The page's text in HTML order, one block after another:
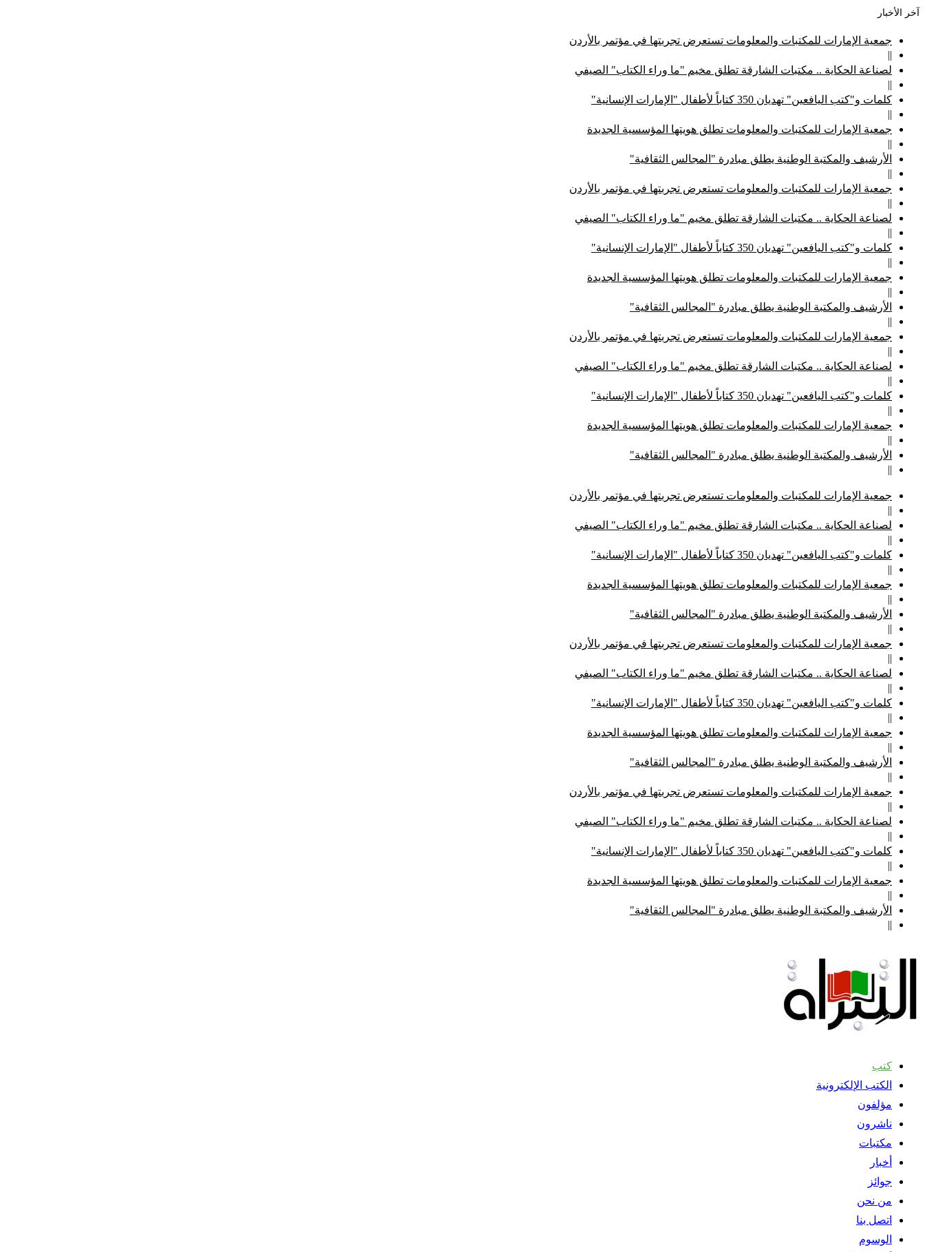
آخر الأخبار
جمعية الإمارات للمكتبات والمعلومات تستعرض تجربتها في مؤتمر بالأردن
||
لصناعة الحكاية .. مكتبات الشارقة تطلق مخيم "ما وراء الكتاب" الصيفي
||
كلمات و"كتب اليافعين" تهديان 350 كتاباً لأطفال "الإمارات الإنسانية"
||
جمعية الإمارات للمكتبات والمعلومات تطلق هويتها المؤسسية الجديدة
||
الأرشيف والمكتبة الوطنية يطلق مبادرة "المجالس الثقافية"
||
جمعية الإمارات للمكتبات والمعلومات تستعرض تجربتها في مؤتمر بالأردن
||
لصناعة الحكاية .. مكتبات الشارقة تطلق مخيم "ما وراء الكتاب" الصيفي
||
كلمات و"كتب اليافعين" تهديان 350 كتاباً لأطفال "الإمارات الإنسانية"
||
جمعية الإمارات للمكتبات والمعلومات تطلق هويتها المؤسسية الجديدة
||
الأرشيف والمكتبة الوطنية يطلق مبادرة "المجالس الثقافية"
||
جمعية الإمارات للمكتبات والمعلومات تستعرض تجربتها في مؤتمر بالأردن
||
لصناعة الحكاية .. مكتبات الشارقة تطلق مخيم "ما وراء الكتاب" الصيفي
||
كلمات و"كتب اليافعين" تهديان 350 كتاباً لأطفال "الإمارات الإنسانية"
||
جمعية الإمارات للمكتبات والمعلومات تطلق هويتها المؤسسية الجديدة
||
الأرشيف والمكتبة الوطنية يطلق مبادرة "المجالس الثقافية"
||
جمعية الإمارات للمكتبات والمعلومات تستعرض تجربتها في مؤتمر بالأردن
||
لصناعة الحكاية .. مكتبات الشارقة تطلق مخيم "ما وراء الكتاب" الصيفي
||
كلمات و"كتب اليافعين" تهديان 350 كتاباً لأطفال "الإمارات الإنسانية"
||
جمعية الإمارات للمكتبات والمعلومات تطلق هويتها المؤسسية الجديدة
||
الأرشيف والمكتبة الوطنية يطلق مبادرة "المجالس الثقافية"
||
جمعية الإمارات للمكتبات والمعلومات تستعرض تجربتها في مؤتمر بالأردن
||
لصناعة الحكاية .. مكتبات الشارقة تطلق مخيم "ما وراء الكتاب" الصيفي
||
كلمات و"كتب اليافعين" تهديان 350 كتاباً لأطفال "الإمارات الإنسانية"
||
جمعية الإمارات للمكتبات والمعلومات تطلق هويتها المؤسسية الجديدة
||
الأرشيف والمكتبة الوطنية يطلق مبادرة "المجالس الثقافية"
||
جمعية الإمارات للمكتبات والمعلومات تستعرض تجربتها في مؤتمر بالأردن
||
لصناعة الحكاية .. مكتبات الشارقة تطلق مخيم "ما وراء الكتاب" الصيفي
||
كلمات و"كتب اليافعين" تهديان 350 كتاباً لأطفال "الإمارات الإنسانية"
||
جمعية الإمارات للمكتبات والمعلومات تطلق هويتها المؤسسية الجديدة
||
الأرشيف والمكتبة الوطنية يطلق مبادرة "المجالس الثقافية"
||
كتب
الكتب الإلكترونية
مؤلفون
ناشرون
مكتبات
أخبار
جوائز
من نحن
اتصل بنا
الوسوم